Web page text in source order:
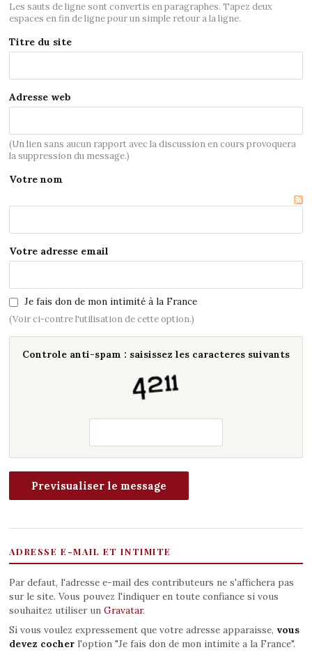
Les sauts de ligne sont convertis en paragraphes. Tapez deux
espaces en fin de ligne pour un simple retour a la ligne.
Titre du site
Adresse web
(Un lien sans aucun rapport avec la discussion en cours provoquera
la suppression du message.)
Votre nom
Votre adresse email
Je fais don de mon intimité à la France
(Voir ci-contre l'utilisation de cette option.)
Controle anti-spam : saisissez les caracteres suivants
ADRESSE E-MAIL ET INTIMITE
Par defaut, l'adresse e-mail des contributeurs ne s'affichera pas
sur le site. Vous pouvez l'indiquer en toute confiance si vous
souhaitez utiliser un Gravatar.
Si vous voulez expressement que votre adresse apparaisse, vous
devez cocherl'option "Je fais don de mon intimite a la France".